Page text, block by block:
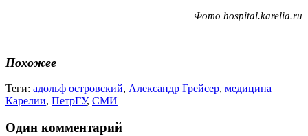
Фото hospital.karelia.ru
Похожее
Теги: адольф островский, Александр Грейсер, медицина
Карелии, ПетрГУ, СМИ
Один комментарий